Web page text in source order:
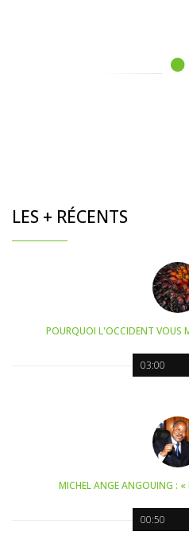
LES + RÉCENTS
03:00
POURQUOI L'OCCIDENT VOUS
00:50
MICHEL ANGE ANGOUING : «